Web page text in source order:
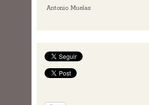
Antonio Muelas